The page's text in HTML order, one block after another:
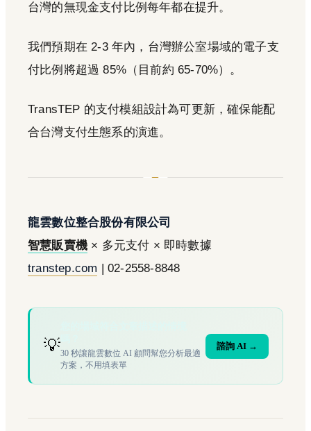
台灣的無現金支付比例每年都在提升。
我們預期在 2-3 年內，台灣辦公室場域的電子支
付比例將超過 85%（目前約 65-70%）。
TransTEP 的支付模組設計為可更新，確保能配
合台灣支付生態系的演進。
龍雲數位整合股份有限公司
智慧販賣機 × 多元支付 × 即時數據
transtep.com | 02-2558-8848
💡30 秒讓龍雲數位 AI 顧問幫您分析最適
方案，不用填表單
諮詢 AI →